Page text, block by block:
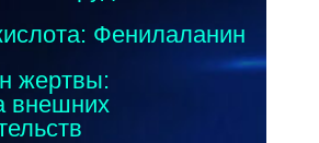
Фенилаланин
жертвы:
внешних